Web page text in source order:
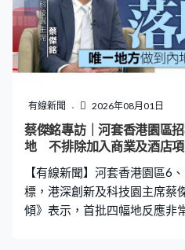
定額罰款通知書也不發出，這
說大部分個案以突擊巡查發現
介和舉報找出。 他認為新法
本禁煙措施，處方目前向承
控。許澤森：「最基本的功夫
吸煙的、用明火點燃的工具帶
認為是最基本的。如果承建商
森又說，去年10月起，勞工處
有線新聞 2026年08月01日
蔡傑銘專訪｜河套香港園區
地 不排除加入商業及酒店項
【有線新聞】河套香港園區6
標，港深創新及科技園主席蔡
傾》表示，首批四幅地反應非